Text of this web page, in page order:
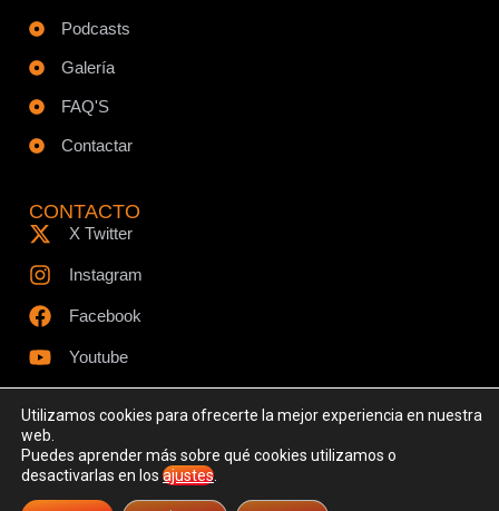
Podcasts
Galería
FAQ'S
Contactar
CONTACTO
X Twitter
Instagram
Facebook
Youtube
© Todos los derechos reservados - www.ciespodcast.es
Utilizamos cookies para ofrecerte la mejor experiencia en nuestra
web.
Puedes aprender más sobre qué cookies utilizamos o
desactivarlas en los ajustes